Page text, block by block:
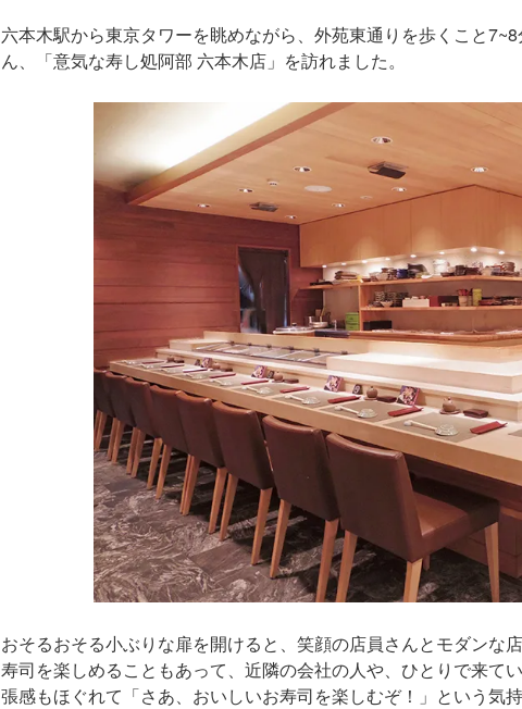
六本木駅から東京タワーを眺めながら、外苑東通りを歩くこと
ん、「意気な寿し処阿部 六本木店」を訪れました。
おそるおそる小ぶりな扉を開けると、笑顔の店員さんとモダンな
寿司を楽しめることもあって、近隣の会社の人や、ひとりで来て
張感もほぐれて「さあ、おいしいお寿司を楽しむぞ！」という気持